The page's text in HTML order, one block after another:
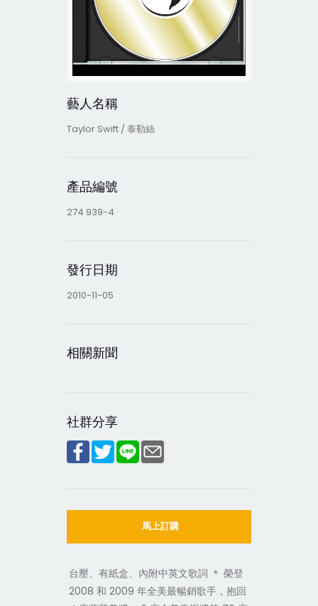
藝人名稱
Taylor Swift / 泰勒絲
產品編號
274 939-4
發行日期
2010-11-05
相關新聞
社群分享
馬上訂購
台壓、有紙盒、內附中英文歌詞 ＊ 榮登
2008 和 2009 年全美最暢銷歌手，抱回